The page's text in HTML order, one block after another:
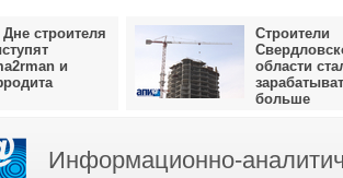
Дне строителя
и
Строители
области
больше
Информационно-